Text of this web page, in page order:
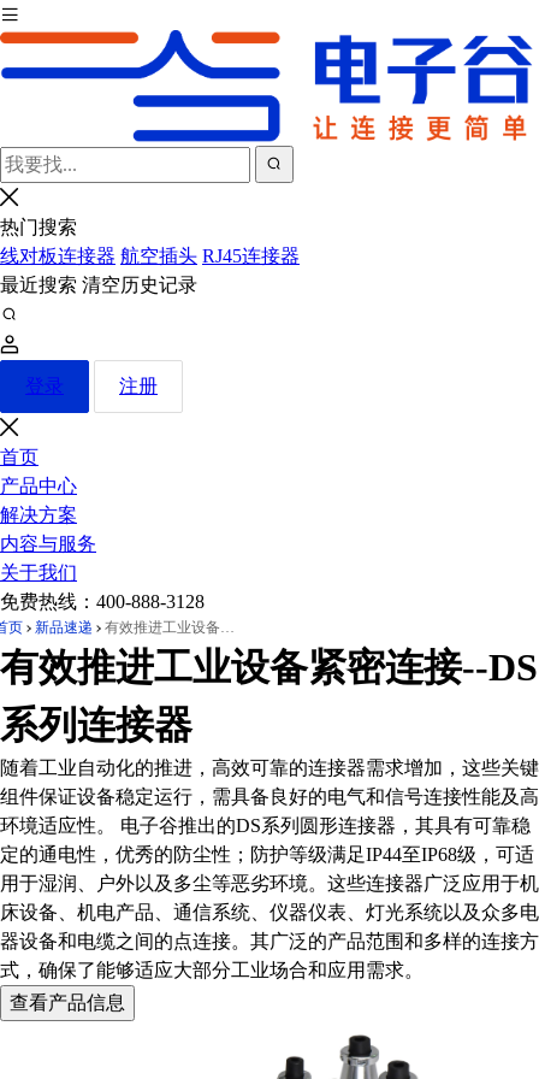
热门搜索
线对板连接器 航空插头 RJ45连接器
最近搜索 清空历史记录
登录 注册
首页
产品中心
解决方案
内容与服务
关于我们
免费热线： 400-888-3128
页 新品速递 有效推进工业设备紧密连接--DS系列连接器
有效推进工业设备紧密连接--DS
系列连接器
随着工业自动化的推进，高效可靠的连接器需求增加，这些关键
组件保证设备稳定运行，需具备良好的电气和信号连接性能及高
环境适应性。 电子谷推出的DS系列圆形连接器，其具有可靠稳
定的通电性，优秀的防尘性；防护等级满足IP44至IP68级，可适
用于湿润、户外以及多尘等恶劣环境。这些连接器广泛应用于机
床设备、机电产品、通信系统、仪器仪表、灯光系统以及众多电
器设备和电缆之间的点连接。其广泛的产品范围和多样的连接方
式，确保了能够适应大部分工业场合和应用需求。
查看产品信息